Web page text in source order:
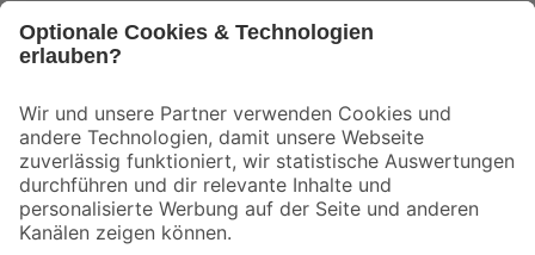
Der toom Newsletter: Keine Angebote und Aktionen mehr verpassen!
Zur Newsletter Anmeldung
Folge uns